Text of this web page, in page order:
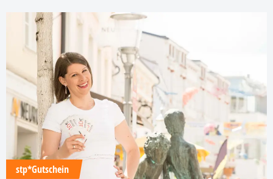
stp*Gutschein